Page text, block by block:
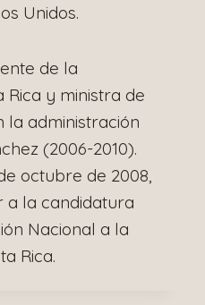
Unidos.
de la
Rica y ministra de
la administración
(2006-2010).
octubre de 2008,
la candidatura
Nacional a la
Rica.